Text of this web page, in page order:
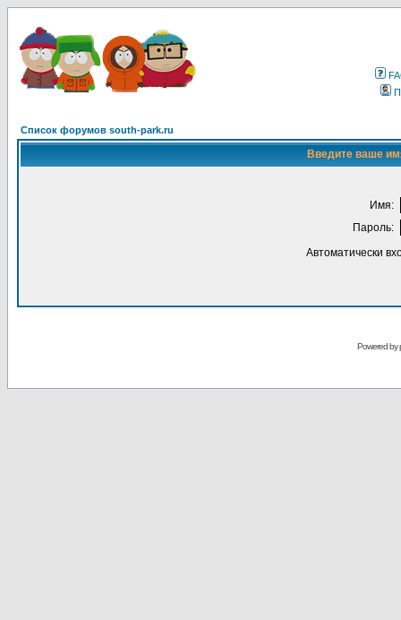
Список форумов south-park.ru
Введите ваше
Имя:
Пароль:
Автоматически
Powered by